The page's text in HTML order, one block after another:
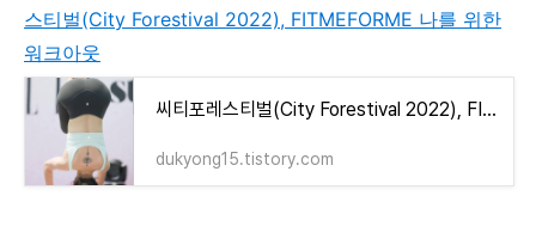
스티벌(City Forestival 2022), FITMEFORME 나를 위한
워크아웃
씨티포레스티벌(City Forestival 2022), FITMEFORME 나를 위한 워크아웃
dukyong15.tistory.com